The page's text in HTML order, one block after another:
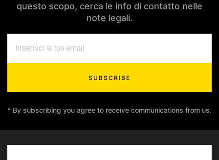
questo scopo, cerca le info di contatto nelle
note legali.
SUBSCRIBE
* By subscribing you agree to receive communications from us.